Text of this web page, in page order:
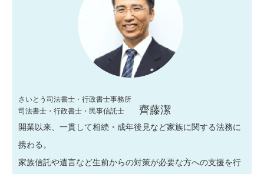
さいとう司法書士・行政書士事務所
司法書士・行政書士・民事信託士
齊藤潔
開業以来、一貫して相続・成年後見など家族に関する法務に
携わる。
家族信託や遺言など生前からの対策が必要な方への支援を行